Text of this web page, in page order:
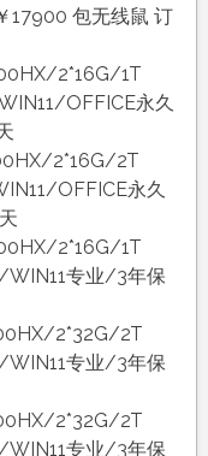
包无线鼠 订
2*16G/1T
OFFICE永久
2*16G/2T
OFFICE永久
2*16G/1T
专业/3年保
2*32G/2T
专业/3年保
2*32G/2T
专业/3年保